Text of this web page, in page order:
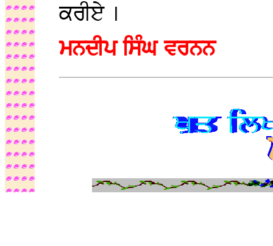
ਕਰੀਏ ।
ਮਨਦੀਪ ਸਿੰਘ ਵਰਨਨ